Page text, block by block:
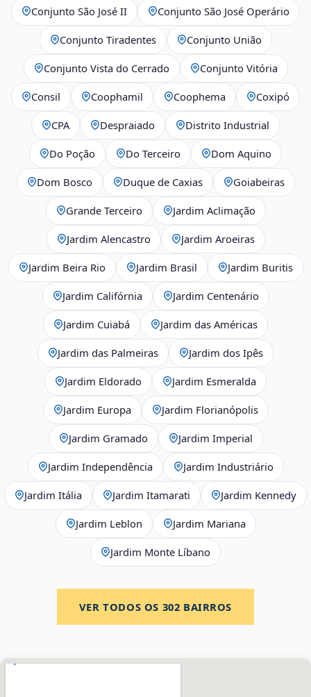
Conjunto São José II Conjunto São José Operário
Conjunto Tiradentes Conjunto União
Conjunto Vista do Cerrado Conjunto Vitória
Consil Coophamil Coophema Coxipó
CPA Despraiado Distrito Industrial
Do Poção Do Terceiro Dom Aquino
Dom Bosco Duque de Caxias Goiabeiras
Grande Terceiro Jardim Aclimação
Jardim Alencastro Jardim Aroeiras
Jardim Beira Rio Jardim Brasil Jardim Buritis
Jardim Califórnia Jardim Centenário
Jardim Cuiabá Jardim das Américas
Jardim das Palmeiras Jardim dos Ipês
Jardim Eldorado Jardim Esmeralda
Jardim Europa Jardim Florianópolis
Jardim Gramado Jardim Imperial
Jardim Independência Jardim Industriário
Jardim Itália Jardim Itamarati Jardim Kennedy
Jardim Leblon Jardim Mariana
Jardim Monte Líbano
VER TODOS OS 302 BAIRROS